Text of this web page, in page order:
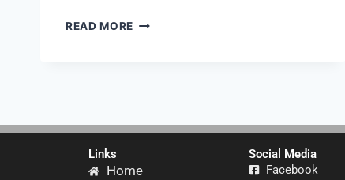
READ MORE
Links
Home
Social Media
Facebook